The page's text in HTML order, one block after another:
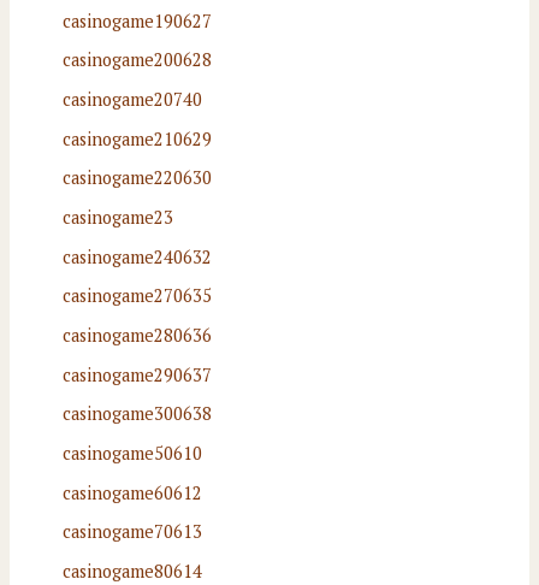
casinogame190627
casinogame200628
casinogame20740
casinogame210629
casinogame220630
casinogame23
casinogame240632
casinogame270635
casinogame280636
casinogame290637
casinogame300638
casinogame50610
casinogame60612
casinogame70613
casinogame80614